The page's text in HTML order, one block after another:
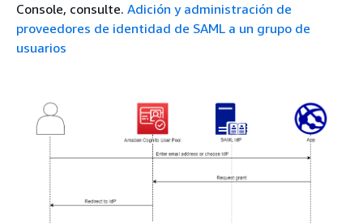
Console, consulte. Adición y administración de
proveedores de identidad de SAML a un grupo de
usuarios